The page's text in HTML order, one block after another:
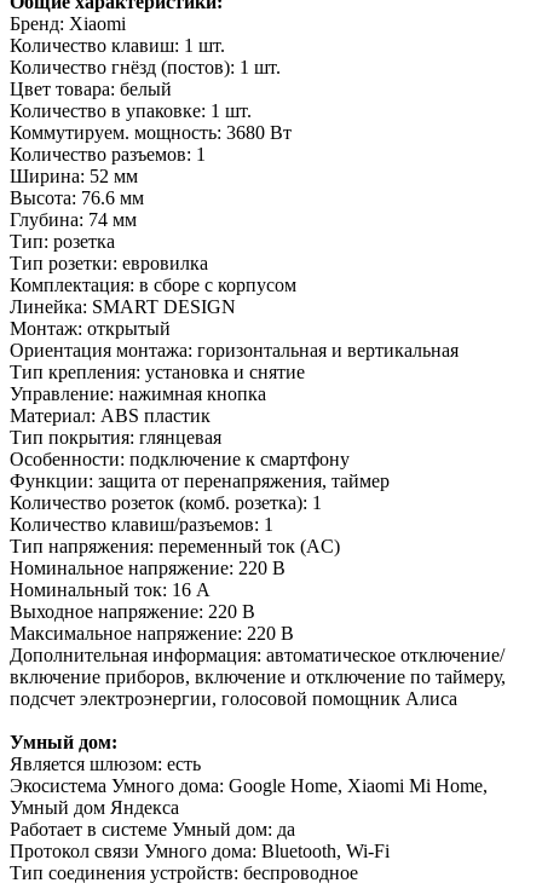
Бренд: Xiaomi
Количество клавиш: 1 шт.
Количество гнёзд (постов): 1 шт.
Цвет товара: белый
Количество в упаковке: 1 шт.
Коммутируем. мощность: 3680 Вт
Количество разъемов: 1
Ширина: 52 мм
Высота: 76.6 мм
Глубина: 74 мм
Тип: розетка
Тип розетки: евровилка
Комплектация: в сборе с корпусом
Линейка: SMART DESIGN
Монтаж: открытый
Ориентация монтажа: горизонтальная и вертикальная
Тип крепления: установка и снятие
Управление: нажимная кнопка
Материал: ABS пластик
Тип покрытия: глянцевая
Особенности: подключение к смартфону
Функции: защита от перенапряжения, таймер
Количество розеток (комб. розетка): 1
Количество клавиш/разъемов: 1
Тип напряжения: переменный ток (AC)
Номинальное напряжение: 220 В
Номинальный ток: 16 А
Выходное напряжение: 220 В
Максимальное напряжение: 220 В
Дополнительная информация: автоматическое отключение/
включение приборов, включение и отключение по таймеру,
подсчет электроэнергии, голосовой помощник Алиса
Умный дом:
Является шлюзом: есть
Экосистема Умного дома: Google Home, Xiaomi Mi Home,
Умный дом Яндекса
Работает в системе Умный дом: да
Протокол связи Умного дома: Bluetooth, Wi-Fi
Тип соединения устройств: беспроводное